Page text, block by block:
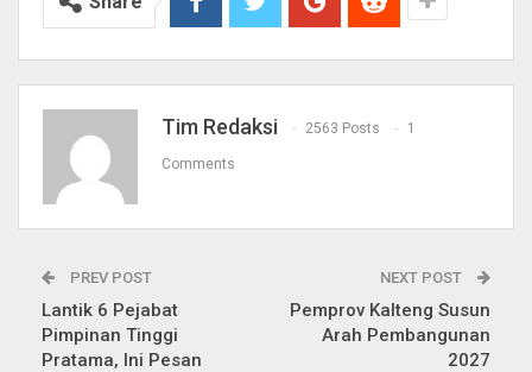
Tim Redaksi 2563 Posts 1
Comments
PREV POST
Lantik 6 Pejabat
Pimpinan Tinggi
Pratama, Ini Pesan
NEXT POST
Pemprov Kalteng Susun
Arah Pembangunan
2027